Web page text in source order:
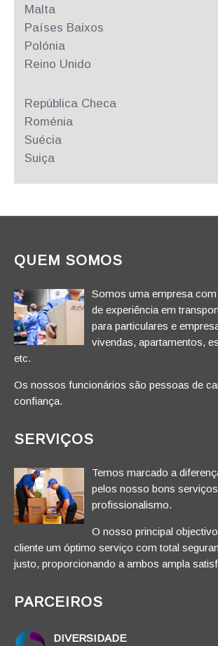
Malta
Países Baixos
Polónia
Reino Unido
República Checa
Roménia
Suécia
Suiça
QUEM SOMOS
Somos uma empresa
de experiência em
para particulares e
vivendas, apartamentos,
etc.
Os nossos funcionários são pessoas de
confiança.
SERVIÇOS
Temos marcado a
pelos nosso bons
profissionalismo.
O nosso principal
cliente um óptimo serviço com total
justo, proporcionando a ambos ampla
PARCEIROS
DIVERSIDADE